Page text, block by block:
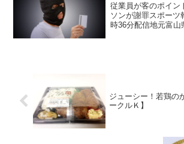
従業員が客のポイン
ソンが謝罪スポー
時36分配信地元富山
ジューシー！若鶏の
ークルＫ】